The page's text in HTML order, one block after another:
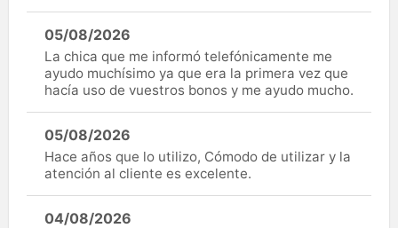
05/08/2026
La chica que me informó telefónicamente me
ayudo muchísimo ya que era la primera vez que
hacía uso de vuestros bonos y me ayudo mucho.
05/08/2026
Hace años que lo utilizo, Cómodo de utilizar y la
atención al cliente es excelente.
04/08/2026